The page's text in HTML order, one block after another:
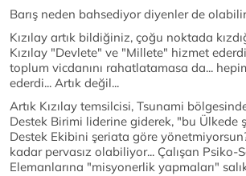
Barış neden bahsediyor diyenler de
Kızılay artık bildiğiniz, çoğu noktada
Kızılay "Devlete" ve "Millete" hizmet
toplum vicdanını rahatlatamasa da...
ederdi... Artık değil...
Artık Kızılay temsilcisi, Tsunami
Destek Birimi liderine giderek, "bu Ülkede
Destek Ekibini şeriata göre
kadar pervasız olabiliyor... Çalışan Psiko-
Elemanlarına "misyonerlik yapmaları"